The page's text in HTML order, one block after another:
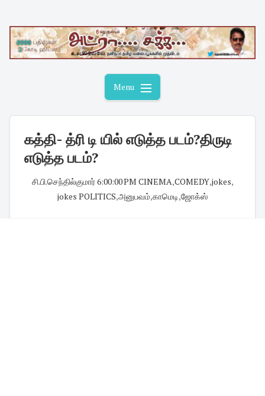
content
Menu
கத்தி- த்ரி டி யில் எடுத்த படம்?திருடி
எடுத்த படம்?
சி.பி.செந்தில்குமார்·6:00:00 PM CINEMA,COMEDY,jokes,
jokes POLITICS,அனுபவம்,காமெடி,ஜோக்ஸ்